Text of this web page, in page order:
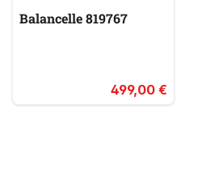
Balancelle 819767
499,00 €